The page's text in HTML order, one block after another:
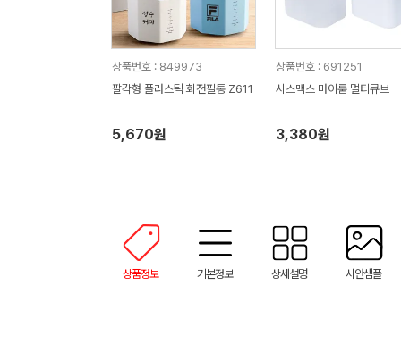
상품번호 : 849973
팔각형 플라스틱 회전필통 Z611
5,670원
상품번호 : 691251
시스맥스 마이룸 멀티큐브
3,380원
상품정보 기본정보 상세설명 시안샘플